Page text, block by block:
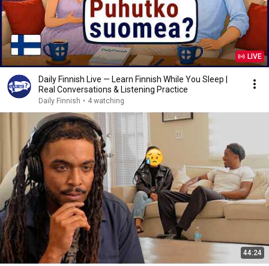
LIVE
Daily Finnish Live — Learn Finnish While You Sleep |
Real Conversations & Listening Practice
Daily Finnish • 4 watching
44:24